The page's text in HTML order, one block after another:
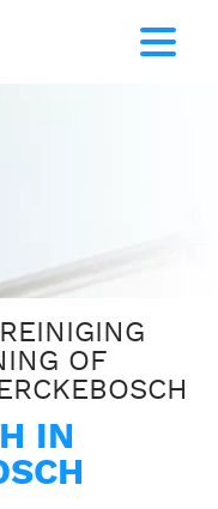
OF
IN